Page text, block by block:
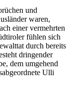
und
waren,
einer vermehrten
fühlen sich
durch bereits
dringender
dem umgehend
Ulli